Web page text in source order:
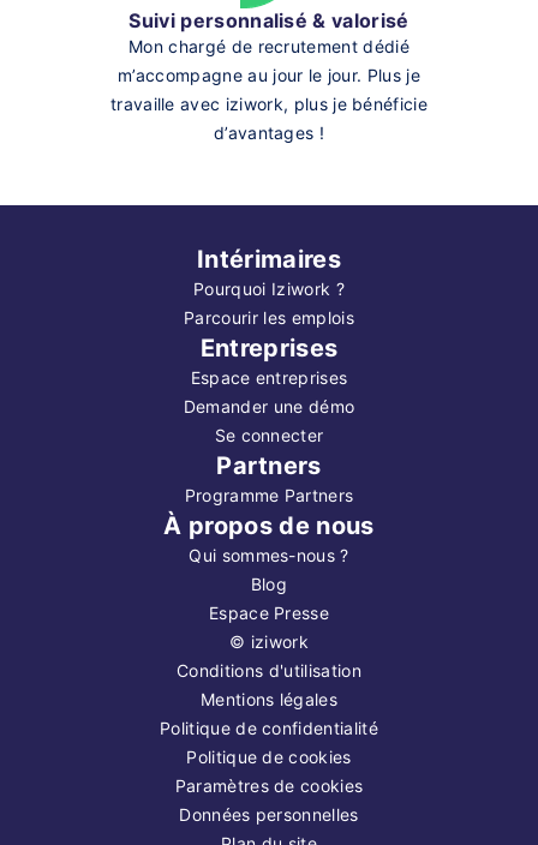
Suivi personnalisé & valorisé
Mon chargé de recrutement dédié
m’accompagne au jour le jour. Plus je
travaille avec iziwork, plus je bénéficie
d’avantages !
Intérimaires
Pourquoi Iziwork ?
Parcourir les emplois
Entreprises
Espace entreprises
Demander une démo
Se connecter
Partners
Programme Partners
À propos de nous
Qui sommes-nous ?
Blog
Espace Presse
© iziwork
Conditions d'utilisation
Mentions légales
Politique de confidentialité
Politique de cookies
Paramètres de cookies
Données personnelles